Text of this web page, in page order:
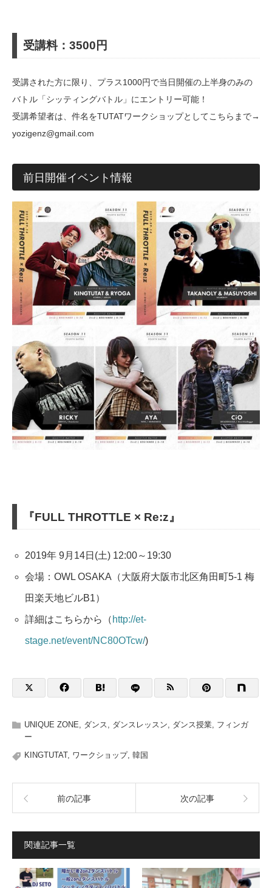
受講料：3500円
受講された方に限り、プラス1000円で当日開催の上半身のみの
バトル「シッティングバトル」にエントリー可能！
受講希望者は、件名をTUTATワークショップとしてこちらまで→
yozigenz@gmail.com
前日開催イベント情報
『FULL THROTTLE × Re:z』
2019年 9月14日(土) 12:00～19:30
会場：OWL OSAKA（大阪府大阪市北区角田町5-1 梅
田楽天地ビルB1）
詳細はこちらから（ http://et-
stage.net/event/NC80OTcw/)
UNIQUE ZONE, ダンス, ダンスレッスン, ダンス授業, フィンガ
ー
KINGTUTAT, ワークショップ, 韓国
前の記事 次の記事
関連記事一覧